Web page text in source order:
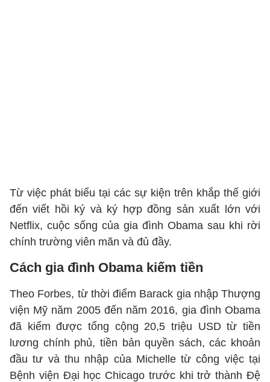
Từ việc phát biểu tại các sự kiện trên khắp thế giới
đến viết hồi ký và ký hợp đồng sản xuất lớn với
Netflix, cuộc sống của gia đình Obama sau khi rời
chính trường viên mãn và đủ đầy.
Cách gia đình Obama kiếm tiền
Theo Forbes, từ thời điểm Barack gia nhập Thượng
viện Mỹ năm 2005 đến năm 2016, gia đình Obama
đã kiếm được tổng cộng 20,5 triệu USD từ tiền
lương chính phủ, tiền bản quyền sách, các khoản
đầu tư và thu nhập của Michelle từ công việc tại
Bệnh viện Đại học Chicago trước khi trở thành Đệ